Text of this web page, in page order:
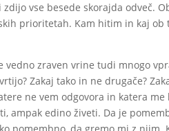
zdijo vse besede skorajda odveč.
prioritetah. Kam hitim in kaj ob
vedno zraven vrine tudi mnogo
Zakaj tako in ne drugače?
ne vem odgovora in katera
ampak edino živeti. Da je